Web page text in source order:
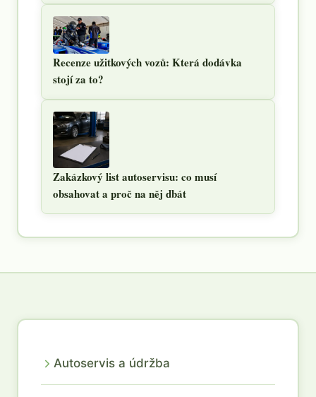
Recenze užitkových vozů: Která dodávka
stojí za to?
Zakázkový list autoservisu: co musí
obsahovat a proč na něj dbát
Autoservis a údržba